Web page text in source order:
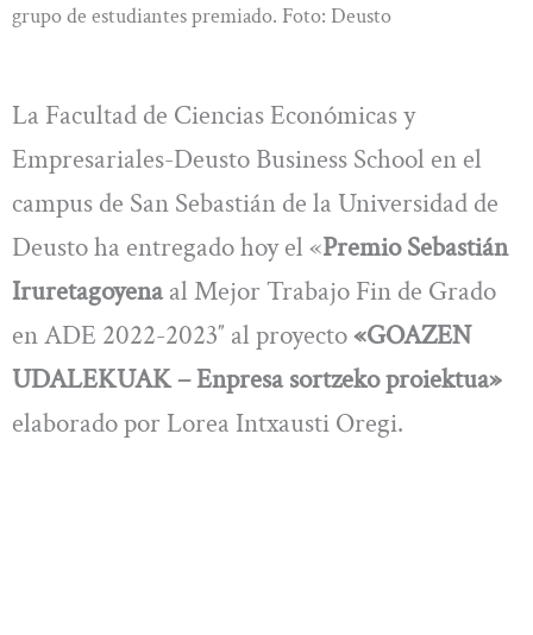
grupo de estudiantes premiado. Foto: Deusto
La Facultad de Ciencias Económicas y
Empresariales-Deusto Business School en el
campus de San Sebastián de la Universidad de
Deusto ha entregado hoy el «Premio Sebastián
Iruretagoyenaal Mejor Trabajo Fin de Grado
en ADE 2022-2023″ al proyecto«GOAZEN
UDALEKUAK – Enpresa sortzeko proiektua»
elaborado por Lorea Intxausti Oregi.